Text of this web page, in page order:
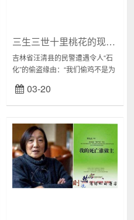
三生三世十里桃花的现实影响力：偷鸡供上仙，道行在哪边？
吉林省汪清县的民警遭遇令人“石
化”的偷盗缘由：“我们偷鸡不是为
仙’，就是‘狐族’。”一对表兄弟在
看过电视剧后痴迷到这种程度，
03-20